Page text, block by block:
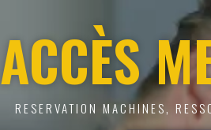
ACCÈS
RESERVATION MACHINES,